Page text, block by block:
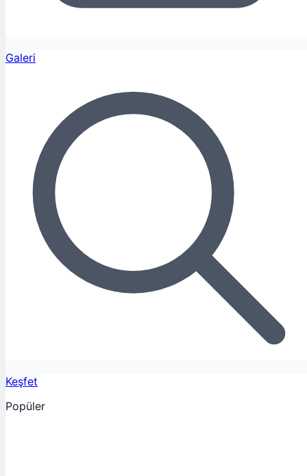
Galeri
Keşfet
Popüler